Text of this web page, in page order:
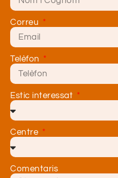
Correu
Telèfon
Estic interessat
Centre
Comentaris